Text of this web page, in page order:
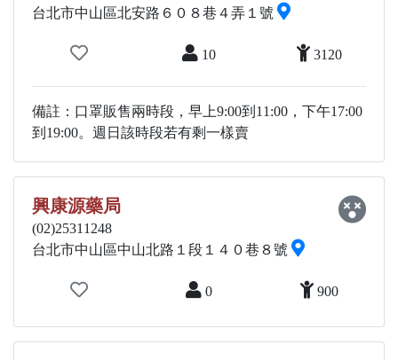
台北市中山區北安路６０８巷４弄１號
10 3120
備註：口罩販售兩時段，早上9:00到11:00，下午17:00
到19:00。週日該時段若有剩一樣賣
興康源藥局
(02)25311248
台北市中山區中山北路１段１４０巷８號
0 900